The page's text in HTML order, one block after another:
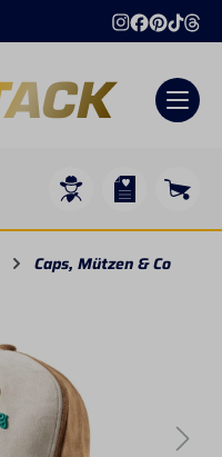
Caps, Mützen & Co